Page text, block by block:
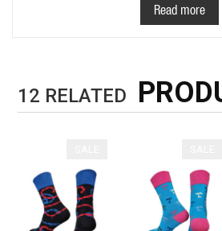
różnią się między sobą nie tylko
Skarprta sklada się z większości z
(80%), a także lycry (15%) i
umożliwia właściwą cyrkulację
zmniejszenie potliwości stóp.
Skarpeta posiada miękki podwójny
Read more
12 RELATED